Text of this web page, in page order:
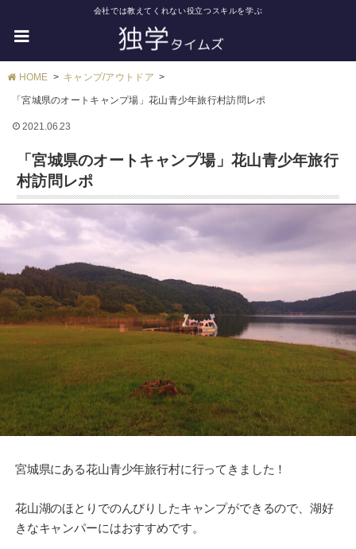
会社では教えてくれない役立つスキルを学ぶ
HOME キャンプ/アウトドア
「宮城県のオートキャンプ場」花山青少年旅行村訪問レポ
2021.06.23
「宮城県のオートキャンプ場」花山青少年旅行
村訪問レポ
宮城県にある花山青少年旅行村に行ってきました！
花山湖のほとりでのんびりしたキャンプができるので、湖好
きなキャンパーにはおすすめです。